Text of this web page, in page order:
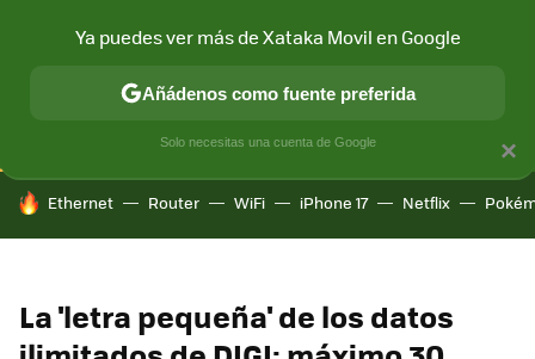
CONECTIVIDAD MÓVIL Y SOCIEDAD APLICACIONES
HOY SE HABLA DE
Ethernet Router WiFi iPhone 17 Netflix
La 'letra pequeña' de los datos
×
Ya puedes ver más de Xataka Movil en Google
Añádenos como fuente preferida
Solo necesitas una cuenta de Google